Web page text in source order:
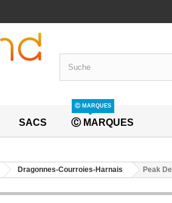
SACS Ⓒ MARQUES
Ⓒ MARQUES
Dragonnes-Courroies-Harnais Peak